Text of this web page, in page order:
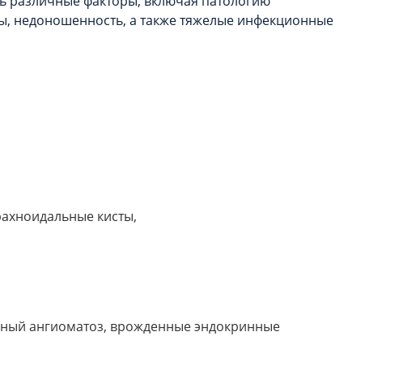
недоношенность, а также тяжелые инфекционные
кисты,
ангиоматоз, врожденные эндокринные